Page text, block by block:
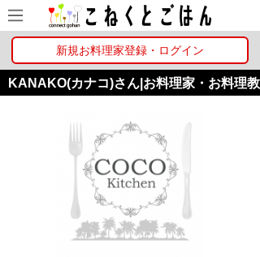
新規お料理家登録・ログイン
KANAKO(カナコ)さん|お料理家・お料理教